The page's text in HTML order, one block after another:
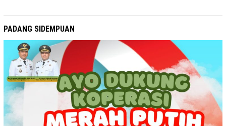
PADANG SIDEMPUAN